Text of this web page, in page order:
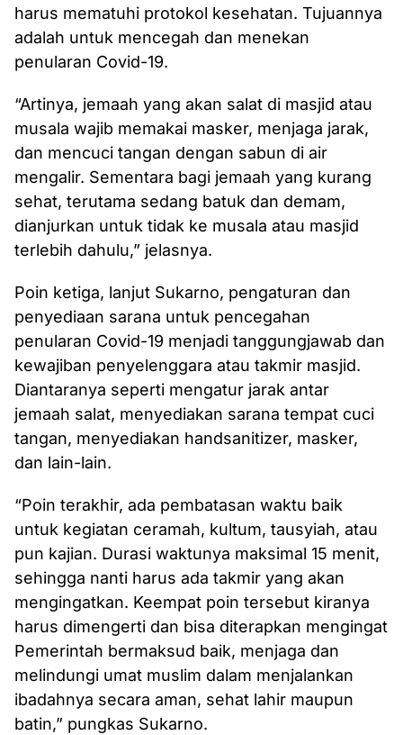
harus mematuhi protokol kesehatan. Tujuannya
adalah untuk mencegah dan menekan
penularan Covid-19.
“Artinya, jemaah yang akan salat di masjid atau
musala wajib memakai masker, menjaga jarak,
dan mencuci tangan dengan sabun di air
mengalir. Sementara bagi jemaah yang kurang
sehat, terutama sedang batuk dan demam,
dianjurkan untuk tidak ke musala atau masjid
terlebih dahulu,” jelasnya.
Poin ketiga, lanjut Sukarno, pengaturan dan
penyediaan sarana untuk pencegahan
penularan Covid-19 menjadi tanggungjawab dan
kewajiban penyelenggara atau takmir masjid.
Diantaranya seperti mengatur jarak antar
jemaah salat, menyediakan sarana tempat cuci
tangan, menyediakan handsanitizer, masker,
dan lain-lain.
“Poin terakhir, ada pembatasan waktu baik
untuk kegiatan ceramah, kultum, tausyiah, atau
pun kajian. Durasi waktunya maksimal 15 menit,
sehingga nanti harus ada takmir yang akan
mengingatkan. Keempat poin tersebut kiranya
harus dimengerti dan bisa diterapkan mengingat
Pemerintah bermaksud baik, menjaga dan
melindungi umat muslim dalam menjalankan
ibadahnya secara aman, sehat lahir maupun
batin,” pungkas Sukarno.